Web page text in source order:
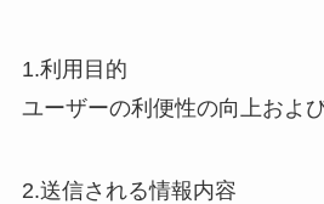
1.利用目的
ユーザーの利便性の向上およ
2.送信される情報内容